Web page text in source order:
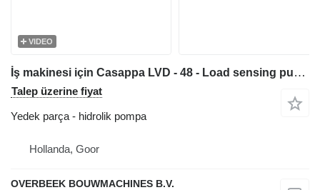
VIDEO
İş makinesi için Casappa LVD - 48 - Load sensing pump hidrolik pompa
Talep üzerine fiyat
Yedek parça - hidrolik pompa
Hollanda, Goor
OVERBEEK BOUWMACHINES B.V.